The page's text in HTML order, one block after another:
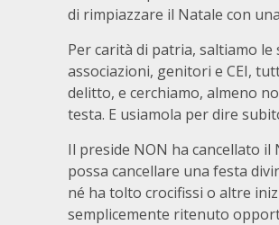
di rimpiazzare il Natale con
Per carità di patria, saltiamo
associazioni, genitori e CEI,
delitto, e cerchiamo, almeno
testa. E usiamola per dire
Il preside NON ha cancellato
possa cancellare una festa
né ha tolto crocifissi o altre
semplicemente ritenuto